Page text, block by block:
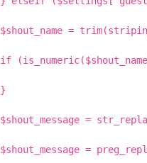
$shout_name =
if
}
$shout_message =
$shout_message =